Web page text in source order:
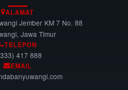
ALAMAT
Jember KM 7 No. 88
Jawa Timur
TELEPON
417 888
EMAIL